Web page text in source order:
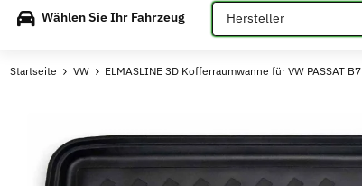
Wählen Sie Ihr Fahrzeug Bitte auswählen
Startseite VW ELMASLINE 3D Kofferraumwanne für VW PASSAT